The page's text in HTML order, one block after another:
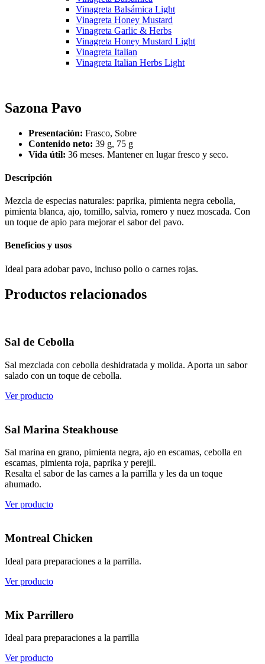
Vinagreta Balsámica Light
Vinagreta Honey Mustard
Vinagreta Garlic & Herbs
Vinagreta Honey Mustard Light
Vinagreta Italian
Vinagreta Italian Herbs Light
Sazona Pavo
Presentación: Frasco, Sobre
Contenido neto: 39 g, 75 g
Vida útil: 36 meses. Mantener en lugar fresco y seco.
Descripción
Mezcla de especias naturales: paprika, pimienta negra cebolla,
pimienta blanca, ajo, tomillo, salvia, romero y nuez moscada. Con
un toque de apio para mejorar el sabor del pavo.
Beneficios y usos
Ideal para adobar pavo, incluso pollo o carnes rojas.
Productos relacionados
Sal de Cebolla
Sal mezclada con cebolla deshidratada y molida. Aporta un sabor
salado con un toque de cebolla.
Ver producto
Sal Marina Steakhouse
Sal marina en grano, pimienta negra, ajo en escamas, cebolla en
escamas, pimienta roja, paprika y perejil.
Resalta el sabor de las carnes a la parrilla y les da un toque
ahumado.
Ver producto
Montreal Chicken
Ideal para preparaciones a la parrilla.
Ver producto
Mix Parrillero
Ideal para preparaciones a la parrilla
Ver producto